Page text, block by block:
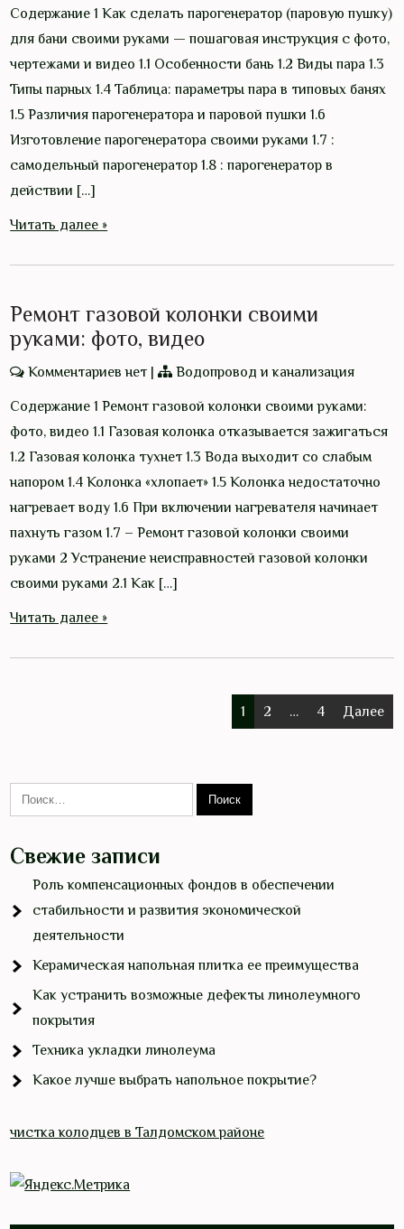
Содержание 1 Как сделать парогенератор (паровую пушку)
для бани своими руками — пошаговая инструкция с фото,
чертежами и видео 1.1 Особенности бань 1.2 Виды пара 1.3
Типы парных 1.4 Таблица: параметры пара в типовых банях
1.5 Различия парогенератора и паровой пушки 1.6
Изготовление парогенератора своими руками 1.7 :
самодельный парогенератор 1.8 : парогенератор в
действии […]
Читать далее »
Ремонт газовой колонки своими
руками: фото, видео
Комментариев нет | Водопровод и канализация
Содержание 1 Ремонт газовой колонки своими руками:
фото, видео 1.1 Газовая колонка отказывается зажигаться
1.2 Газовая колонка тухнет 1.3 Вода выходит со слабым
напором 1.4 Колонка «хлопает» 1.5 Колонка недостаточно
нагревает воду 1.6 При включении нагревателя начинает
пахнуть газом 1.7 – Ремонт газовой колонки своими
руками 2 Устранение неисправностей газовой колонки
своими руками 2.1 Как […]
Читать далее »
1 2 … 4 Далее
Свежие записи
Роль компенсационных фондов в обеспечении
стабильности и развития экономической
деятельности
Керамическая напольная плитка ее преимущества
Как устранить возможные дефекты линолеумного
покрытия
Техника укладки линолеума
Какое лучше выбрать напольное покрытие?
чистка колодцев в Талдомском районе